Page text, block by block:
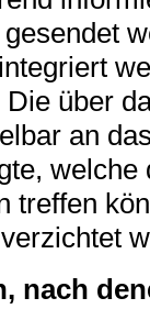
über
an
treffen
nach